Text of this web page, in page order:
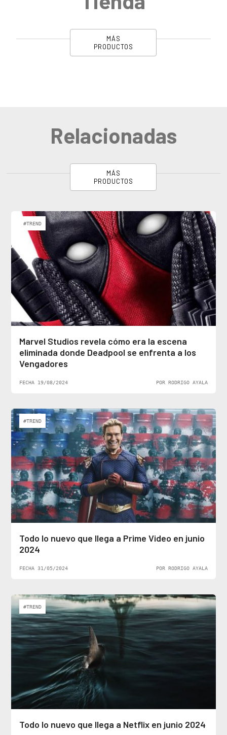
MÁS
PRODUCTOS
Relacionadas
MÁS
PRODUCTOS
#TREND
Marvel Studios revela cómo era la escena
eliminada donde Deadpool se enfrenta a los
Vengadores
FECHA 19/08/2024 POR RODRIGO AYALA
#TREND
Todo lo nuevo que llega a Prime Video en junio
2024
FECHA 31/05/2024 POR RODRIGO AYALA
#TREND
Todo lo nuevo que llega a Netflix en junio 2024